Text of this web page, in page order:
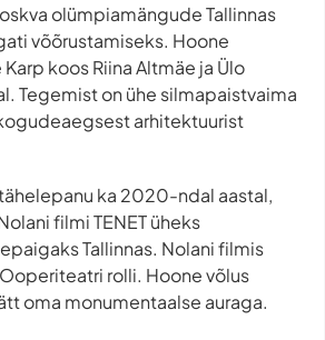
olümpiamängude Tallinnas
võõrustamiseks. Hoone
koos Riina Altmäe ja Ülo
Tegemist on ühe silmapaistvaima
arhitektuurist
ka 2020-ndal aastal,
filmi TENET üheks
Tallinnas. Nolani filmis
rolli. Hoone võlus
oma monumentaalse auraga.